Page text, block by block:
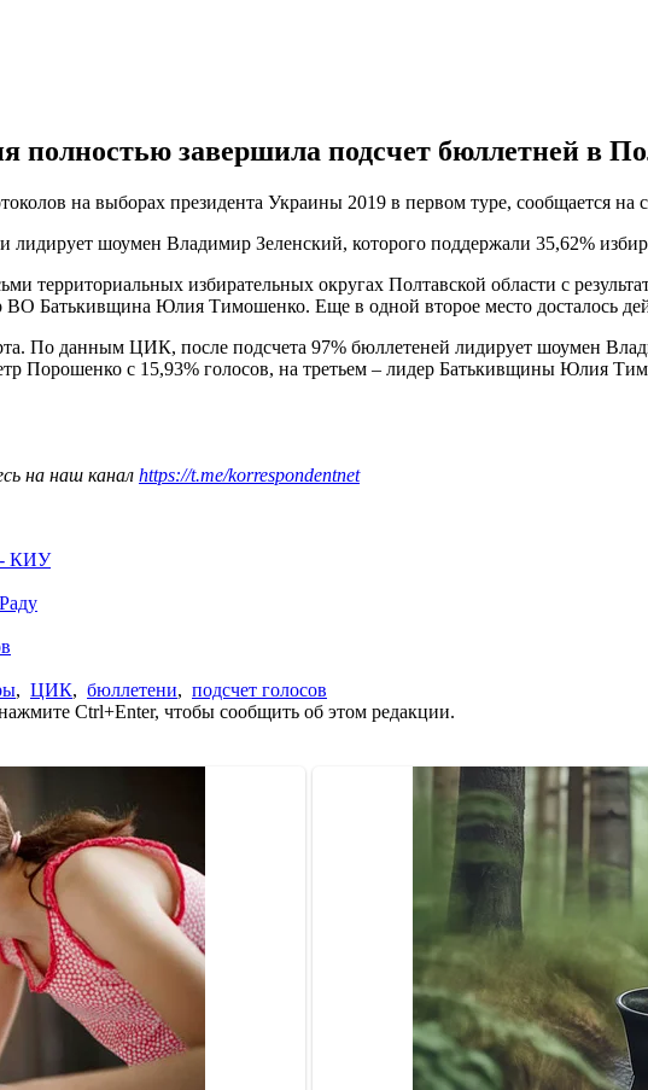
полностью завершила подсчет бюллетней в
на выборах президента Украины 2019 в первом туре, сообщается
лидирует шоумен Владимир Зеленский, которого поддержали 35,62%
территориальных избирательных округах Полтавской области с
ВО Батькивщина Юлия Тимошенко. Еще в одной второе место досталось
По данным ЦИК, после подсчета 97% бюллетеней лидирует шоумен
Порошенко с 15,93% голосов, на третьем – лидер Батькивщины Юлия
на наш канал https://t.me/korrespondentnet
- КИУ
, ЦИК, бюллетени, подсчет голосов
Ctrl+Enter, чтобы сообщить об этом редакции.